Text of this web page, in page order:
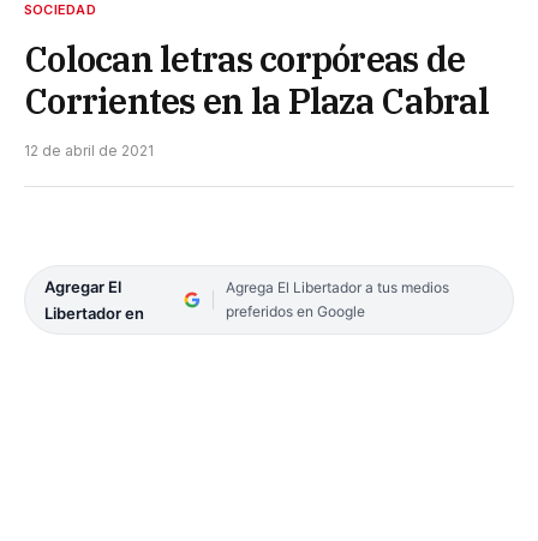
SOCIEDAD
Colocan letras corpóreas de
Corrientes en la Plaza Cabral
12 de abril de 2021
Agregar El
Libertador en
Agrega El Libertador a tus medios
preferidos en Google